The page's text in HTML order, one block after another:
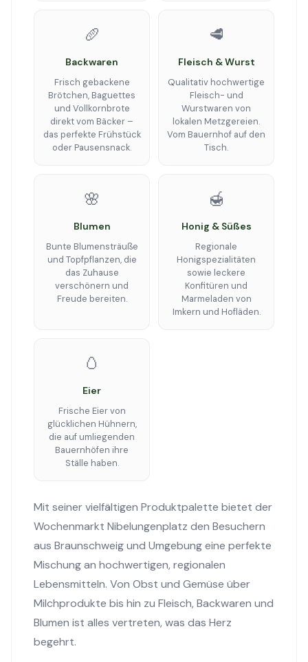
🥖
Backwaren
Frisch gebackene
Brötchen, Baguettes
und Vollkornbrote
direkt vom Bäcker –
das perfekte Frühstück
oder Pausensnack.
🥩
Fleisch & Wurst
Qualitativ hochwertige
Fleisch- und
Wurstwaren von
lokalen Metzgereien.
Vom Bauernhof auf den
Tisch.
🌸
Blumen
Bunte Blumensträuße
und Topfpflanzen, die
das Zuhause
verschönern und
Freude bereiten.
🍯
Honig & Süßes
Regionale
Honigspezialitäten
sowie leckere
Konfitüren und
Marmeladen von
Imkern und Hofläden.
🥚
Eier
Frische Eier von
glücklichen Hühnern,
die auf umliegenden
Bauernhöfen ihre
Ställe haben.
Mit seiner vielfältigen Produktpalette bietet der
Wochenmarkt Nibelungenplatz den Besuchern
aus Braunschweig und Umgebung eine perfekte
Mischung an hochwertigen, regionalen
Lebensmitteln. Von Obst und Gemüse über
Milchprodukte bis hin zu Fleisch, Backwaren und
Blumen ist alles vertreten, was das Herz
begehrt.